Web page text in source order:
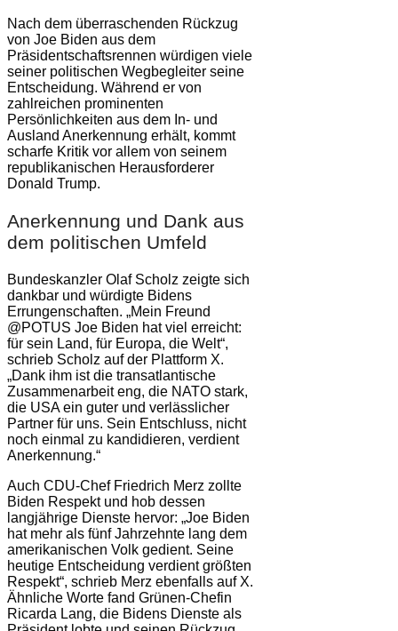
Nach dem überraschenden Rückzug
von Joe Biden aus dem
Präsidentschaftsrennen würdigen viele
seiner politischen Wegbegleiter seine
Entscheidung. Während er von
zahlreichen prominenten
Persönlichkeiten aus dem In- und
Ausland Anerkennung erhält, kommt
scharfe Kritik vor allem von seinem
republikanischen Herausforderer
Donald Trump.
Anerkennung und Dank aus
dem politischen Umfeld
Bundeskanzler Olaf Scholz zeigte sich
dankbar und würdigte Bidens
Errungenschaften. „Mein Freund
@POTUS Joe Biden hat viel erreicht:
für sein Land, für Europa, die Welt“,
schrieb Scholz auf der Plattform X.
„Dank ihm ist die transatlantische
Zusammenarbeit eng, die NATO stark,
die USA ein guter und verlässlicher
Partner für uns. Sein Entschluss, nicht
noch einmal zu kandidieren, verdient
Anerkennung.“
Auch CDU-Chef Friedrich Merz zollte
Biden Respekt und hob dessen
langjährige Dienste hervor: „Joe Biden
hat mehr als fünf Jahrzehnte lang dem
amerikanischen Volk gedient. Seine
heutige Entscheidung verdient größten
Respekt“, schrieb Merz ebenfalls auf X.
Ähnliche Worte fand Grünen-Chefin
Ricarda Lang, die Bidens Dienste als